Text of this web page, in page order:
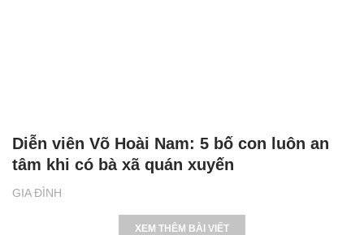
GIA ĐÌNH
Diễn viên Võ Hoài Nam: 5 bố con luôn an
tâm khi có bà xã quán xuyến
XEM THÊM BÀI VIẾT